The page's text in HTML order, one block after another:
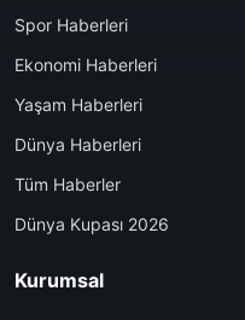
Spor Haberleri
Ekonomi Haberleri
Yaşam Haberleri
Dünya Haberleri
Tüm Haberler
Dünya Kupası 2026
Kurumsal